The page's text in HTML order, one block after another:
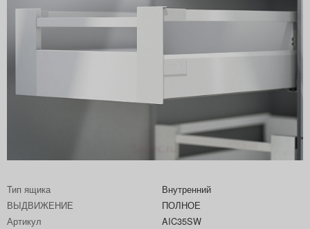
Тип ящика
Внутренний
ВЫДВИЖЕНИЕ
ПОЛНОЕ
Артикул
AIC35SW